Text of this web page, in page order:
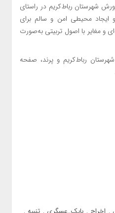
شهرستان رباط‌کریم در راستای
ایجاد محیطی امن و سالم برای
و مغایر با اصول تربیتی به‌صورت
رباط‌کریم و پرند، صفحه